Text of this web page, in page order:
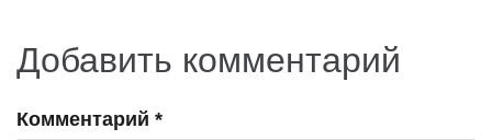
Добавить комментарий
Комментарий *